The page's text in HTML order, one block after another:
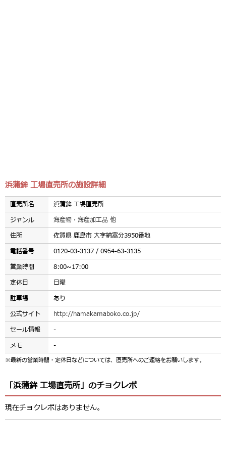
浜蒲鉾 工場直売所の施設詳細
直売所名
浜蒲鉾 工場直売所
ジャンル
海産物・海産加工品 他
住所
佐賀県 鹿島市 大字納富分3950番地
電話番号
0120-03-3137 / 0954-63-3135
営業時間
8:00~17:00
定休日
日曜
駐車場
あり
公式サイト
http://hamakamaboko.co.jp/
セール情報
-
メモ
-
※最新の営業時間・定休日などについては、直売所へのご連絡をお願いします。
「浜蒲鉾 工場直売所」のチョクレポ
現在チョクレポはありません。